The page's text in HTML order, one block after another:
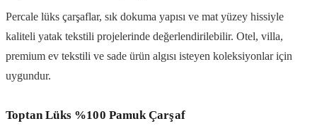
Percale lüks çarşaflar, sık dokuma yapısı ve mat yüzey hissiyle
kaliteli yatak tekstili projelerinde değerlendirilebilir. Otel, villa,
premium ev tekstili ve sade ürün algısı isteyen koleksiyonlar için
uygundur.
Toptan Lüks %100 Pamuk Çarşaf